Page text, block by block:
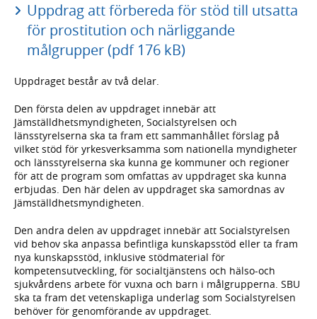
Uppdrag att förbereda för stöd till utsatta
för prostitution och närliggande
målgrupper (pdf 176 kB)
Uppdraget består av två delar.
Den första delen av uppdraget innebär att
Jämställdhetsmyndigheten, Socialstyrelsen och
länsstyrelserna ska ta fram ett sammanhållet förslag på
vilket stöd för yrkesverksamma som nationella myndigheter
och länsstyrelserna ska kunna ge kommuner och regioner
för att de program som omfattas av uppdraget ska kunna
erbjudas. Den här delen av uppdraget ska samordnas av
Jämställdhetsmyndigheten.
Den andra delen av uppdraget innebär att Socialstyrelsen
vid behov ska anpassa befintliga kunskapsstöd eller ta fram
nya kunskapsstöd, inklusive stödmaterial för
kompetensutveckling, för socialtjänstens och hälso-och
sjukvårdens arbete för vuxna och barn i målgrupperna. SBU
ska ta fram det vetenskapliga underlag som Socialstyrelsen
behöver för genomförande av uppdraget.